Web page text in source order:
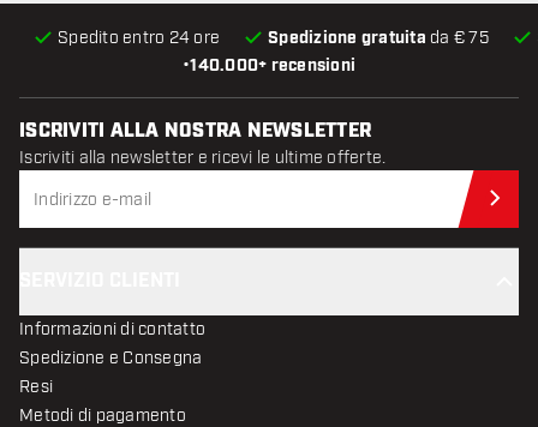
•140.000+ recensioni
Spedito entro 24 ore Spedizione gratuita da € 75
ISCRIVITI ALLA NOSTRA NEWSLETTER
Iscriviti alla newsletter e ricevi le ultime offerte.
Informazioni di contatto
Spedizione e Consegna
Resi
Metodi di pagamento